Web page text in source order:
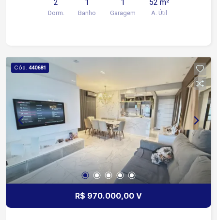
com painel planejado Cozinha com armário
planejado 1 Banheiro com Box e armário
Churrasqueira Salão de festas Playground
Piscina adulto e infantil Mercadinho Portaria 24h
Segurança 24h Excelente opção para morar ou
investir com segurança e comodidade!
2
Dorm.
1
Banho
1
Garagem
52 m²
A. Útil
Cód. 440681
R$ 970.000,00 V